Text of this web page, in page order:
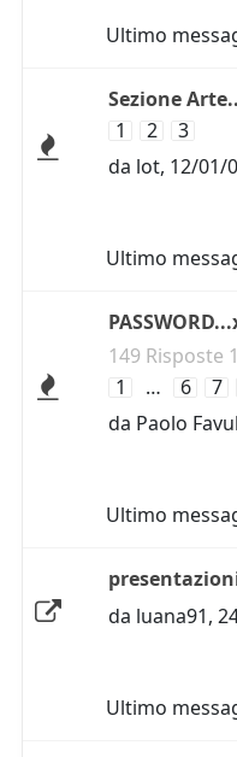
Ultimo
Sezione
1
2
3
da lot, 12/01/
Ultimo
149 Risposte
1
… 6 7
da Paolo
Ultimo
da luana91,
Ultimo